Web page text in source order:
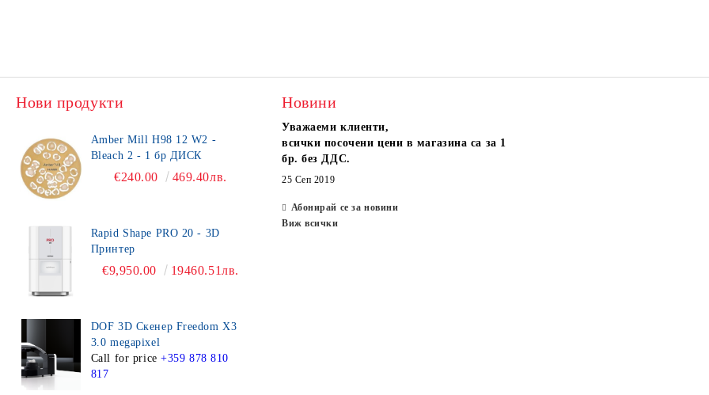
Нови продукти
Amber Mill H98 12 W2 -
Bleach 2 - 1 бр ДИСК
€240.00 469.40лв.
Rapid Shape PRO 20 - 3D
Принтер
€9,950.00 19460.51лв.
DOF 3D Скенер Freedom X3
3.0 megapixel
Call for price +359 878 810
817
Новини
Уважаеми клиенти,
всички посочени цени в магазина са за 1
бр. без ДДС.
25 Сеп 2019
Абонирай се за новини
Виж всички